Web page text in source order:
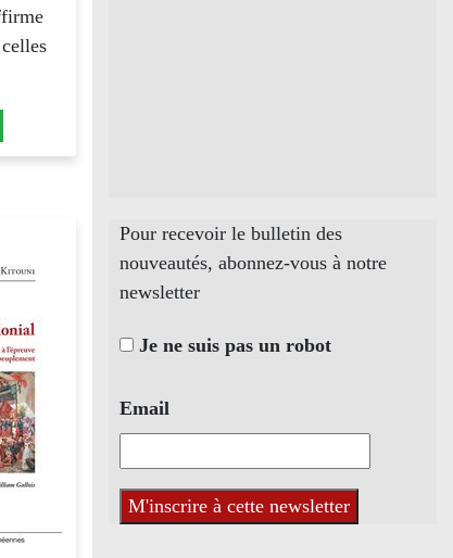
Pour recevoir le bulletin des
nouveautés, abonnez-vous à notre
newsletter
Je ne suis pas un robot
Email